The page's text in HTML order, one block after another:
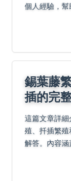
個人經驗，幫
錫葉藤
插的完
這篇文章詳
殖、扦插繁
解答。內容涵